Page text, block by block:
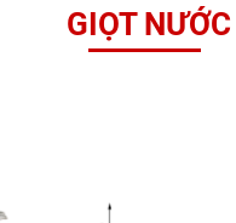
GIỌT NƯỚC